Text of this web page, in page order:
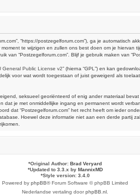
“https://postzegelforum.com”), ga je
te wijzigen en zullen ons best doen om je
“Postzegelforum.com”. Blijf je gebruik maken van
General Public License v2” (hierna “GPL”) en kan
voor wat wordt toegestaan of juist geweigerd als
seksueel georiënteerd of enig ander materiaal
je met onmiddellijke ingang en permanent wordt
dat “Postzegelforum.com” het recht heeft om ieder
Hoewel deze informatie niet aan een derde partij
*Original Author: Brad Veryard
*Updated to 3.3.x by MannixMD
*Style version: 3.4.0
Powered by phpBB® Forum Software © phpBB Limited
Nederlandse vertaling doorphpBB.nl